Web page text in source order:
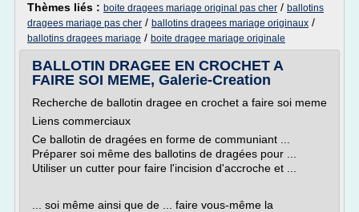
Thèmes liés : boite dragees mariage original pas cher / ballotins
dragees mariage pas cher / ballotins dragees mariage originaux /
ballotins dragees mariage / boite dragee mariage originale
BALLOTIN DRAGEE EN CROCHET A
FAIRE SOI MEME, Galerie-Creation
Recherche de ballotin dragee en crochet a faire soi meme
Liens commerciaux
Ce ballotin de dragées en forme de communiant ...
Préparer soi même des ballotins de dragées pour ...
Utiliser un cutter pour faire l'incision d'accroche et ...
... soi même ainsi que de ... faire vous-même la